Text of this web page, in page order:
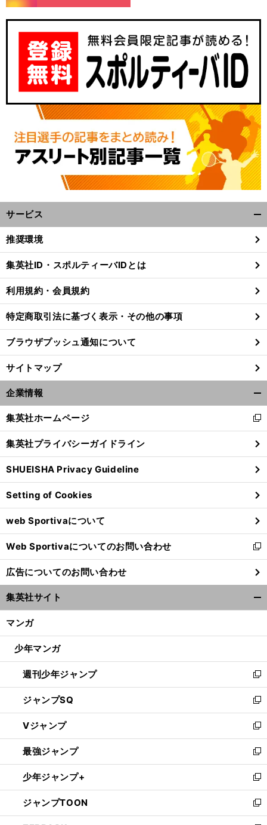
や
。
サービス
閉
る
推奨環境
集英社ID・スポルティーバIDとは
利用規約・会員規約
特定商取引法に基づく表示・その他の事項
ブラウザプッシュ通知について
サイトマップ
企業情報
閉
る
集英社ホームページ
新
し
い
ウ
ィ
ン
ド
ウ
で
開
く
集英社プライバシーガイドライン
SHUEISHA Privacy Guideline
Setting of Cookies
web Sportivaについて
Web Sportivaについてのお問い合わせ
新
し
い
ウ
ィ
ン
ウ
開
く
広告についてのお問い合わせ
集英社サイト
マンガ
少年マンガ
週刊少年ジャンプ
新
し
い
ウ
ィ
ン
ド
ウ
で
開
く
ジャンプSQ
新
し
い
ウ
ィ
ン
ド
ウ
で
開
Vジャンプ
新
し
い
ウ
ィ
ン
ド
ウ
最強ジャンプ
新
し
い
ウ
ィ
ン
少年ジャンプ+
新
し
い
ウ
ジャンプTOON
新
し